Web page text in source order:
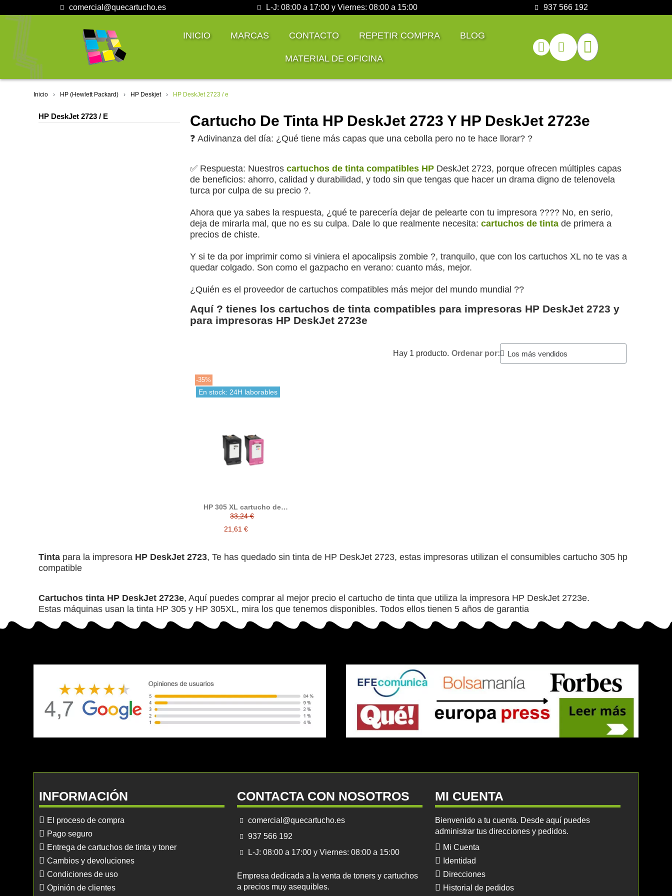
comercial@quecartucho.es L-J: 08:00 a 17:00 y Viernes: 08:00 a 15:00 937 566 192
INICIO MARCAS CONTACTO REPETIR COMPRA BLOG
MATERIAL DE OFICINA
Inicio HP (Hewlett Packard) HP Deskjet HP DeskJet 2723 / e
HP DeskJet 2723 / E Cartucho De Tinta HP DeskJet 2723 Y HP DeskJet 2723e
❓ Adivinanza del día: ¿Qué tiene más capas que una cebolla pero no te hace llorar? ?
✅ Respuesta: Nuestros cartuchos de tinta compatibles HPDeskJet 2723, porque ofrecen múltiples capas
de beneficios: ahorro, calidad y durabilidad, y todo sin que tengas que hacer un drama digno de telenovela
turca por culpa de su precio ?.
Ahora que ya sabes la respuesta, ¿qué te parecería dejar de pelearte con tu impresora ???? No, en serio,
deja de mirarla mal, que no es su culpa. Dale lo que realmente necesita: cartuchos de tintade primera a
precios de chiste.
Y si te da por imprimir como si viniera el apocalipsis zombie ?, tranquilo, que con los cartuchos XL no te vas a
quedar colgado. Son como el gazpacho en verano: cuanto más, mejor.
¿Quién es el proveedor de cartuchos compatibles más mejor del mundo mundial ??
Aquí ? tienes los cartuchos de tinta compatibles para impresoras HP DeskJet 2723 y
para impresoras HP DeskJet 2723e
Hay 1 producto. Ordenar por:
-35%
En stock: 24H laborables
HP 305 XL cartucho de
tinta compatible
33,24 €
21,61 €
Tinta para la impresora HP DeskJet 2723, Te has quedado sin tinta de HP DeskJet 2723, estas impresoras utilizan el consumibles cartucho 305 hp
compatible
Cartuchos tinta HP DeskJet 2723e, Aquí puedes comprar al mejor precio el cartucho de tinta que utiliza la impresora HP DeskJet 2723e.
Estas máquinas usan la tinta HP 305 y HP 305XL, mira los que tenemos disponibles. Todos ellos tienen 5 años de garantia
INFORMACIÓN
El proceso de compra
Pago seguro
Entrega de cartuchos de tinta y toner
Cambios y devoluciones
Condiciones de uso
Opinión de clientes
CONTACTA CON NOSOTROS
comercial@quecartucho.es
937 566 192
L-J: 08:00 a 17:00 y Viernes: 08:00 a 15:00
Empresa dedicada a la venta de toners y cartuchos
a precios muy asequibles.
MI CUENTA
Bienvenido a tu cuenta. Desde aquí puedes
administrar tus direcciones y pedidos.
Mi Cuenta
Identidad
Direcciones
Historial de pedidos